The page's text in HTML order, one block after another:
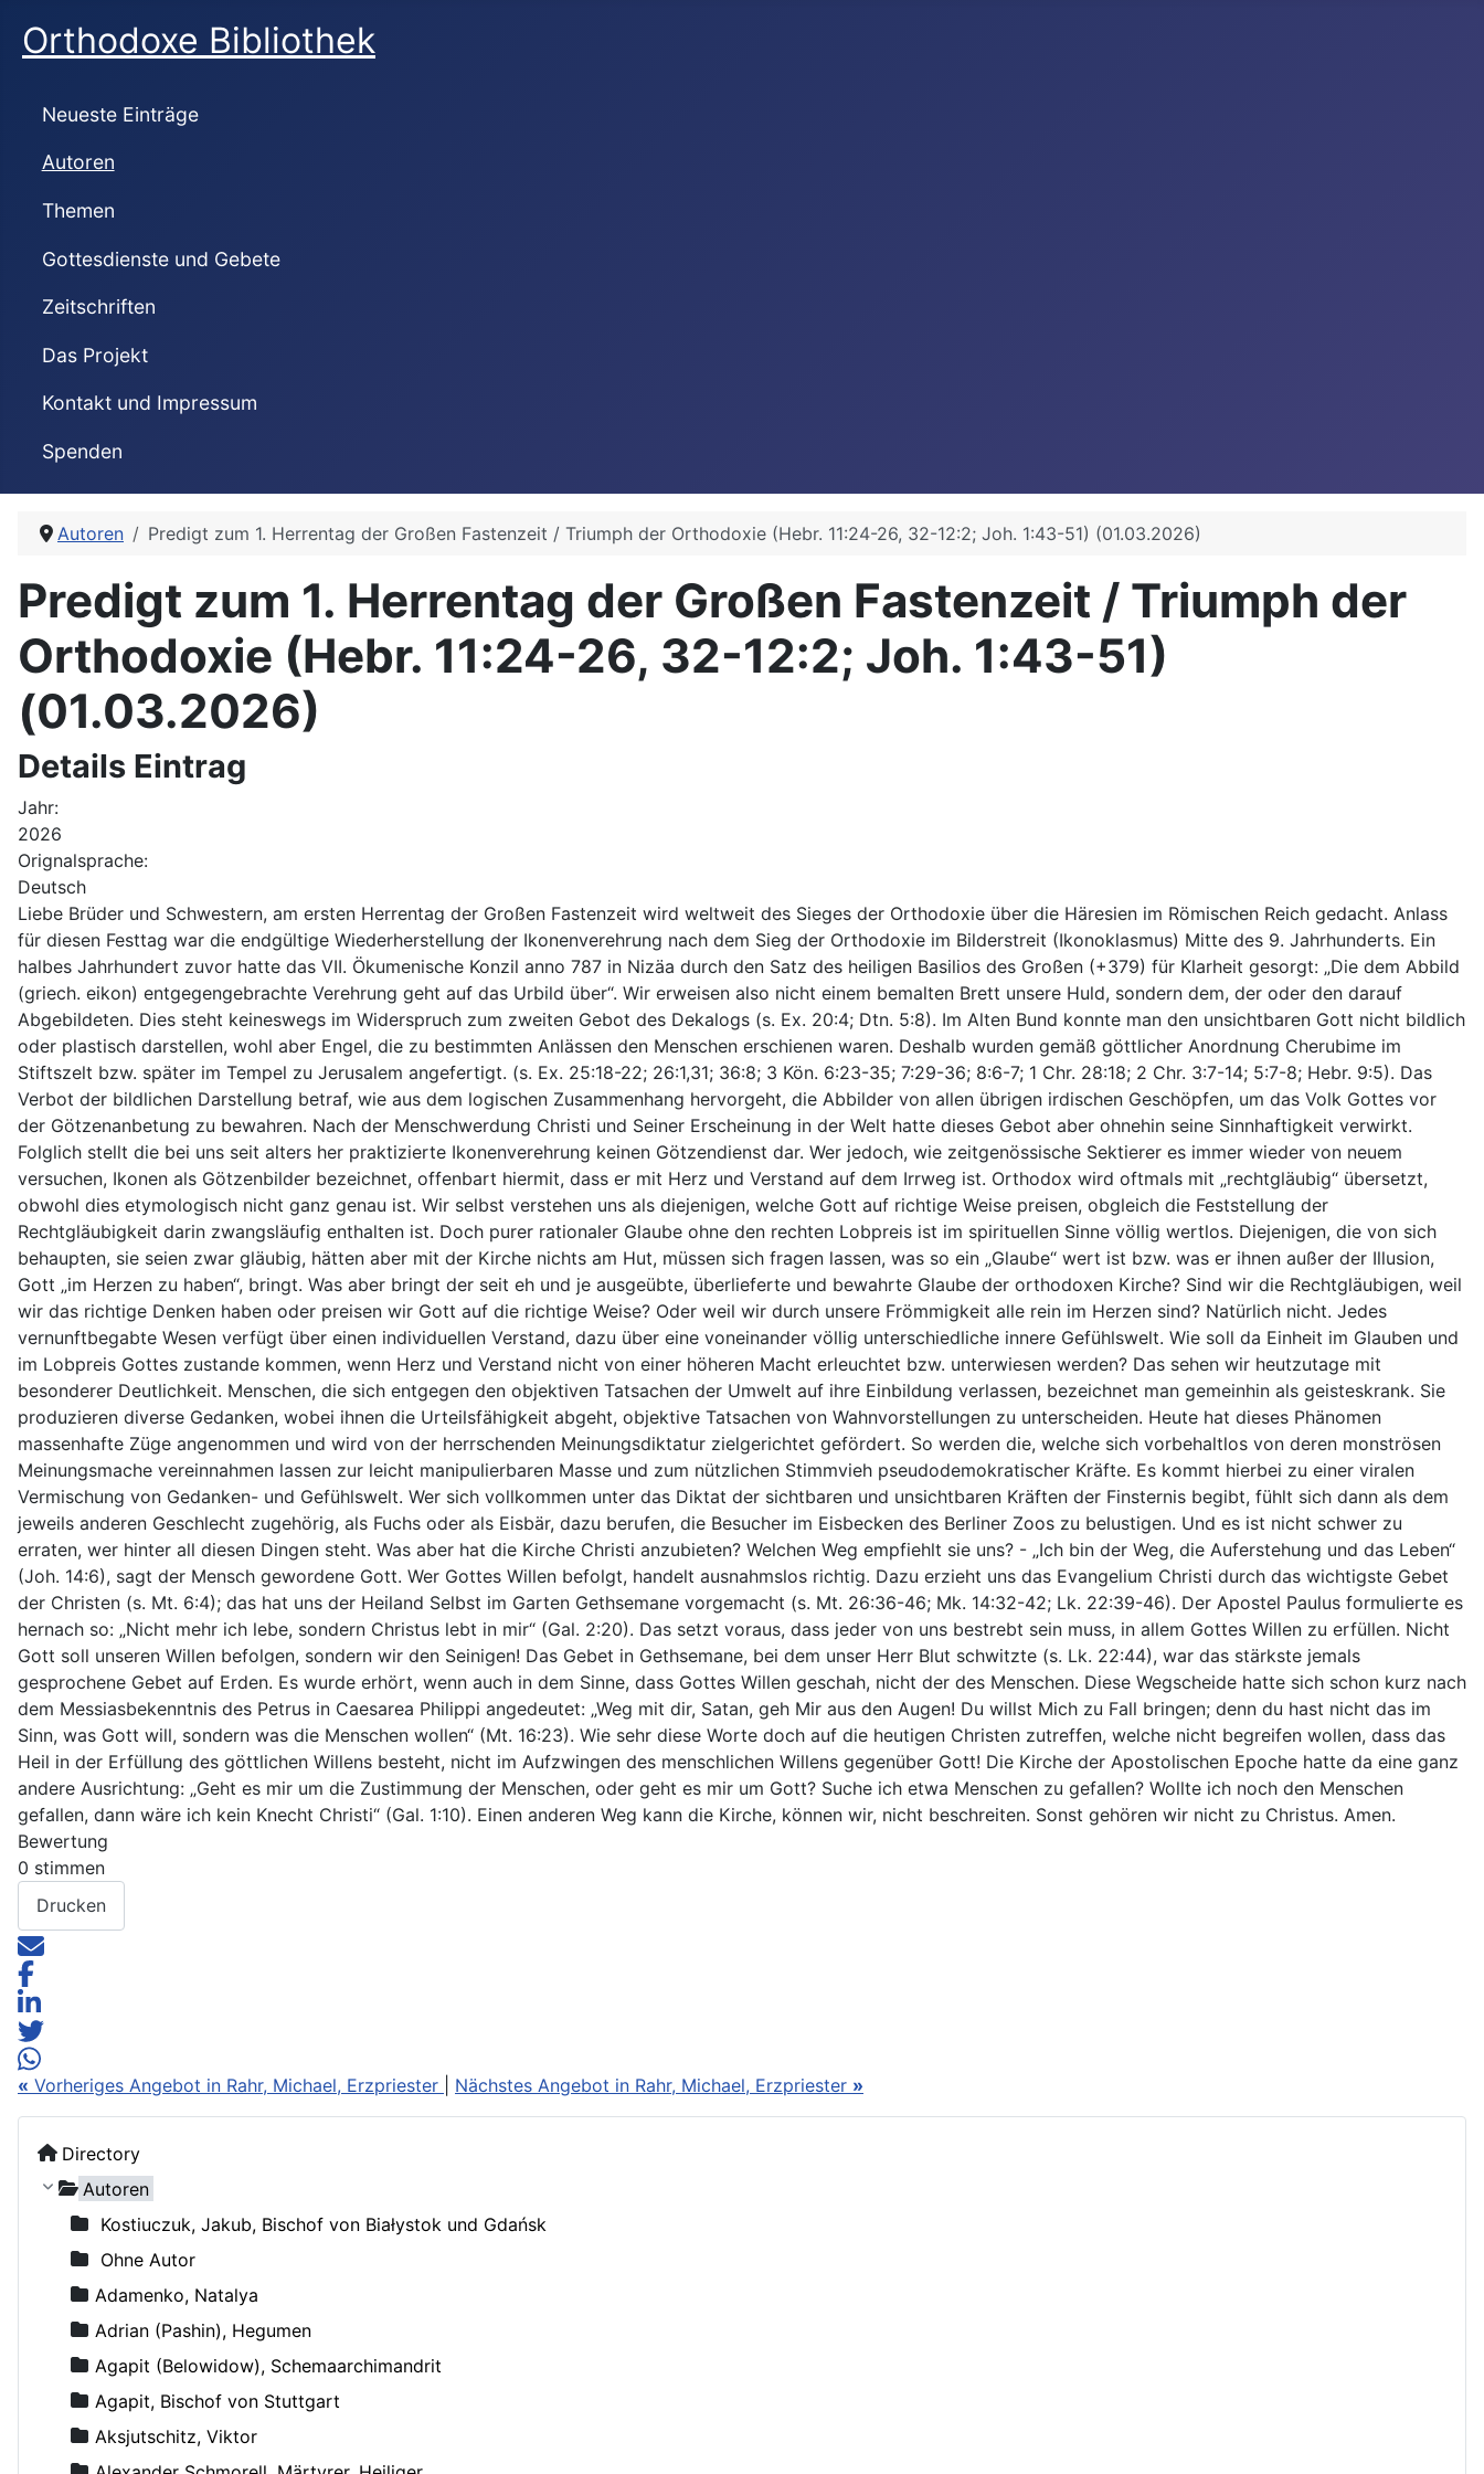
Orthodoxe Bibliothek
Neueste Einträge
Autoren
Themen
Gottesdienste und Gebete
Zeitschriften
Das Projekt
Kontakt und Impressum
Spenden
Directory
Autoren
Kostiuczuk, Jakub, Bischof von Białystok und Gdańsk
Ohne Autor
Adamenko, Natalya
Adrian (Pashin), Hegumen
Agapit (Belowidow), Schemaarchimandrit
Agapit, Bischof von Stuttgart
Aksjutschitz, Viktor
Autoren Predigt zum 1. Herrentag der Großen Fastenzeit / Triumph der Orthodoxie (Hebr. 11:24-26, 32-12:2; Joh. 1:43-51) (01.03.2026)
Predigt zum 1. Herrentag der Großen Fastenzeit / Triumph der
Orthodoxie (Hebr. 11:24-26, 32-12:2; Joh. 1:43-51)
(01.03.2026)
Details Eintrag
Jahr:
2026
Orignalsprache:
Deutsch
Liebe Brüder und Schwestern, am ersten Herrentag der Großen Fastenzeit wird weltweit des Sieges der Orthodoxie über die Häresien im Römischen Reich gedacht. Anlass
für diesen Festtag war die endgültige Wiederherstellung der Ikonenverehrung nach dem Sieg der Orthodoxie im Bilderstreit (Ikonoklasmus) Mitte des 9. Jahrhunderts. Ein
halbes Jahrhundert zuvor hatte das VII. Ökumenische Konzil anno 787 in Nizäa durch den Satz des heiligen Basilios des Großen (+379) für Klarheit gesorgt: „Die dem Abbild
(griech. eikon) entgegengebrachte Verehrung geht auf das Urbild über“. Wir erweisen also nicht einem bemalten Brett unsere Huld, sondern dem, der oder den darauf
Abgebildeten. Dies steht keineswegs im Widerspruch zum zweiten Gebot des Dekalogs (s. Ex. 20:4; Dtn. 5:8). Im Alten Bund konnte man den unsichtbaren Gott nicht bildlich
oder plastisch darstellen, wohl aber Engel, die zu bestimmten Anlässen den Menschen erschienen waren. Deshalb wurden gemäß göttlicher Anordnung Cherubime im
Stiftszelt bzw. später im Tempel zu Jerusalem angefertigt. (s. Ex. 25:18-22; 26:1,31; 36:8; 3 Kön. 6:23-35; 7:29-36; 8:6-7; 1 Chr. 28:18; 2 Chr. 3:7-14; 5:7-8; Hebr. 9:5). Das
Verbot der bildlichen Darstellung betraf, wie aus dem logischen Zusammenhang hervorgeht, die Abbilder von allen übrigen irdischen Geschöpfen, um das Volk Gottes vor
der Götzenanbetung zu bewahren. Nach der Menschwerdung Christi und Seiner Erscheinung in der Welt hatte dieses Gebot aber ohnehin seine Sinnhaftigkeit verwirkt.
Folglich stellt die bei uns seit alters her praktizierte Ikonenverehrung keinen Götzendienst dar. Wer jedoch, wie zeitgenössische Sektierer es immer wieder von neuem
versuchen, Ikonen als Götzenbilder bezeichnet, offenbart hiermit, dass er mit Herz und Verstand auf dem Irrweg ist. Orthodox wird oftmals mit „rechtgläubig“ übersetzt,
obwohl dies etymologisch nicht ganz genau ist. Wir selbst verstehen uns als diejenigen, welche Gott auf richtige Weise preisen, obgleich die Feststellung der
Rechtgläubigkeit darin zwangsläufig enthalten ist. Doch purer rationaler Glaube ohne den rechten Lobpreis ist im spirituellen Sinne völlig wertlos. Diejenigen, die von sich
behaupten, sie seien zwar gläubig, hätten aber mit der Kirche nichts am Hut, müssen sich fragen lassen, was so ein „Glaube“ wert ist bzw. was er ihnen außer der Illusion,
Gott „im Herzen zu haben“, bringt. Was aber bringt der seit eh und je ausgeübte, überlieferte und bewahrte Glaube der orthodoxen Kirche? Sind wir die Rechtgläubigen, weil
wir das richtige Denken haben oder preisen wir Gott auf die richtige Weise? Oder weil wir durch unsere Frömmigkeit alle rein im Herzen sind? Natürlich nicht. Jedes
vernunftbegabte Wesen verfügt über einen individuellen Verstand, dazu über eine voneinander völlig unterschiedliche innere Gefühlswelt. Wie soll da Einheit im Glauben und
im Lobpreis Gottes zustande kommen, wenn Herz und Verstand nicht von einer höheren Macht erleuchtet bzw. unterwiesen werden? Das sehen wir heutzutage mit
besonderer Deutlichkeit. Menschen, die sich entgegen den objektiven Tatsachen der Umwelt auf ihre Einbildung verlassen, bezeichnet man gemeinhin als geisteskrank. Sie
produzieren diverse Gedanken, wobei ihnen die Urteilsfähigkeit abgeht, objektive Tatsachen von Wahnvorstellungen zu unterscheiden. Heute hat dieses Phänomen
massenhafte Züge angenommen und wird von der herrschenden Meinungsdiktatur zielgerichtet gefördert. So werden die, welche sich vorbehaltlos von deren monströsen
Meinungsmache vereinnahmen lassen zur leicht manipulierbaren Masse und zum nützlichen Stimmvieh pseudodemokratischer Kräfte. Es kommt hierbei zu einer viralen
Vermischung von Gedanken- und Gefühlswelt. Wer sich vollkommen unter das Diktat der sichtbaren und unsichtbaren Kräften der Finsternis begibt, fühlt sich dann als dem
jeweils anderen Geschlecht zugehörig, als Fuchs oder als Eisbär, dazu berufen, die Besucher im Eisbecken des Berliner Zoos zu belustigen. Und es ist nicht schwer zu
erraten, wer hinter all diesen Dingen steht. Was aber hat die Kirche Christi anzubieten? Welchen Weg empfiehlt sie uns? - „Ich bin der Weg, die Auferstehung und das Leben“
(Joh. 14:6), sagt der Mensch gewordene Gott. Wer Gottes Willen befolgt, handelt ausnahmslos richtig. Dazu erzieht uns das Evangelium Christi durch das wichtigste Gebet
der Christen (s. Mt. 6:4); das hat uns der Heiland Selbst im Garten Gethsemane vorgemacht (s. Mt. 26:36-46; Mk. 14:32-42; Lk. 22:39-46). Der Apostel Paulus formulierte es
hernach so: „Nicht mehr ich lebe, sondern Christus lebt in mir“ (Gal. 2:20). Das setzt voraus, dass jeder von uns bestrebt sein muss, in allem Gottes Willen zu erfüllen. Nicht
Gott soll unseren Willen befolgen, sondern wir den Seinigen! Das Gebet in Gethsemane, bei dem unser Herr Blut schwitzte (s. Lk. 22:44), war das stärkste jemals
gesprochene Gebet auf Erden. Es wurde erhört, wenn auch in dem Sinne, dass Gottes Willen geschah, nicht der des Menschen. Diese Wegscheide hatte sich schon kurz nach
dem Messiasbekenntnis des Petrus in Caesarea Philippi angedeutet: „Weg mit dir, Satan, geh Mir aus den Augen! Du willst Mich zu Fall bringen; denn du hast nicht das im
Sinn, was Gott will, sondern was die Menschen wollen“ (Mt. 16:23). Wie sehr diese Worte doch auf die heutigen Christen zutreffen, welche nicht begreifen wollen, dass das
Heil in der Erfüllung des göttlichen Willens besteht, nicht im Aufzwingen des menschlichen Willens gegenüber Gott! Die Kirche der Apostolischen Epoche hatte da eine ganz
andere Ausrichtung: „Geht es mir um die Zustimmung der Menschen, oder geht es mir um Gott? Suche ich etwa Menschen zu gefallen? Wollte ich noch den Menschen
gefallen, dann wäre ich kein Knecht Christi“ (Gal. 1:10). Einen anderen Weg kann die Kirche, können wir, nicht beschreiten. Sonst gehören wir nicht zu Christus. Amen.
Bewertung
0 stimmen
Drucken
« Vorheriges Angebot in Rahr, Michael, Erzpriester Nächstes Angebot in Rahr, Michael, Erzpriester »